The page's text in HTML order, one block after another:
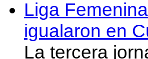
Liga
igualaron en
La tercera